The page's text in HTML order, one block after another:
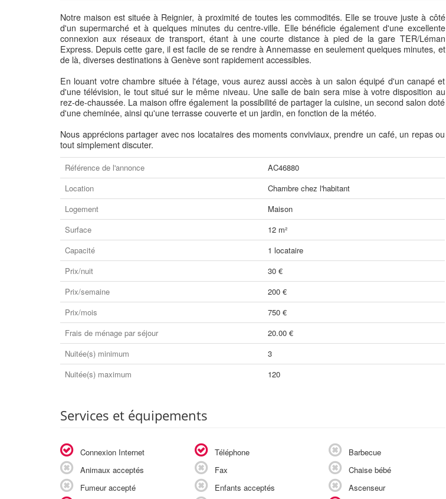
Notre maison est située à Reignier, à proximité de toutes les commodités. Elle se trouve juste à côté
d'un supermarché et à quelques minutes du centre-ville. Elle bénéficie également d'une excellente
connexion aux réseaux de transport, étant à une courte distance à pied de la gare TER/Léman
Express. Depuis cette gare, il est facile de se rendre à Annemasse en seulement quelques minutes, et
de là, diverses destinations à Genève sont rapidement accessibles.
En louant votre chambre située à l'étage, vous aurez aussi accès à un salon équipé d'un canapé et
d'une télévision, le tout situé sur le même niveau. Une salle de bain sera mise à votre disposition au
rez-de-chaussée. La maison offre également la possibilité de partager la cuisine, un second salon doté
d'une cheminée, ainsi qu'une terrasse couverte et un jardin, en fonction de la météo.
Nous apprécions partager avec nos locataires des moments conviviaux, prendre un café, un repas ou
tout simplement discuter.
Référence de l'annonce
AC46880
Location
Chambre chez l'habitant
Logement
Maison
Surface
12 m²
Capacité
1 locataire
Prix/nuit
30 €
Prix/semaine
200 €
Prix/mois
750 €
Frais de ménage par séjour
20.00 €
Nuitée(s) minimum
3
Nuitée(s) maximum
120
Services et équipements
Connexion Internet
Animaux acceptés
Fumeur accepté
Téléphone
Fax
Enfants acceptés
Barbecue
Chaise bébé
Ascenseur